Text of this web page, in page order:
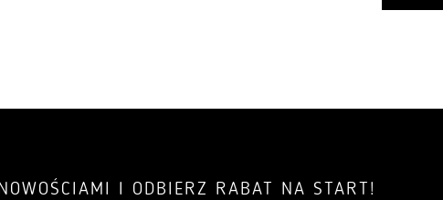
I ODBIERZ RABAT NA START!